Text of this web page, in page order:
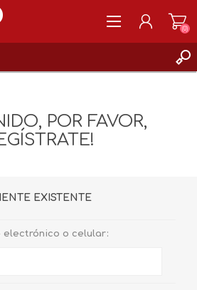
(0)
POR FAVOR,
EXISTENTE
electrónico o celular: